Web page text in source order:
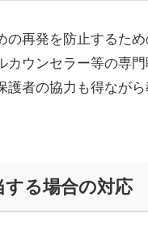
再発を防止するため
ウンセラー等の専
者の協力も得なが
る場合の対応